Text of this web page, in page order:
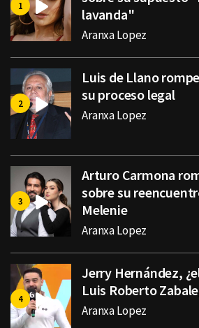
lavanda"
Aranxa Lopez
Luis de Llano
su proceso legal
Aranxa Lopez
Arturo Carmona
sobre su
Melenie
Aranxa Lopez
Jerry Hernández,
Luis Roberto
Aranxa Lopez